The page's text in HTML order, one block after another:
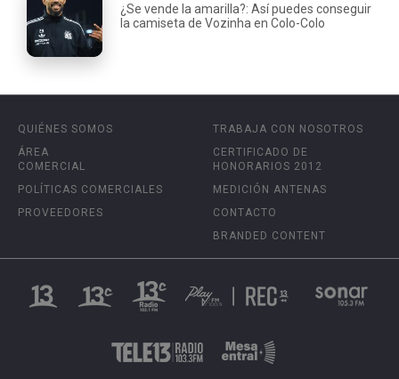
¿Se vende la amarilla?: Así puedes conseguir
la camiseta de Vozinha en Colo-Colo
QUIÉNES SOMOS
ÁREA
COMERCIAL
POLÍTICAS COMERCIALES
PROVEEDORES
TRABAJA CON NOSOTROS
CERTIFICADO DE
HONORARIOS 2012
MEDICIÓN ANTENAS
CONTACTO
BRANDED CONTENT